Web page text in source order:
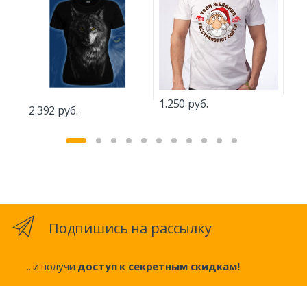
2.392 руб. 1.250 руб.
Подпишись на рассылку
...и получи доступ к секретным скидкам!